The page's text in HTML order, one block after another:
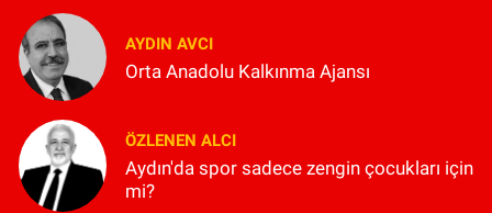
AYDIN AVCI
Orta Anadolu Kalkınma Ajansı
ÖZLENEN ALCI
Aydın'da spor sadece zengin çocukları için
mi?